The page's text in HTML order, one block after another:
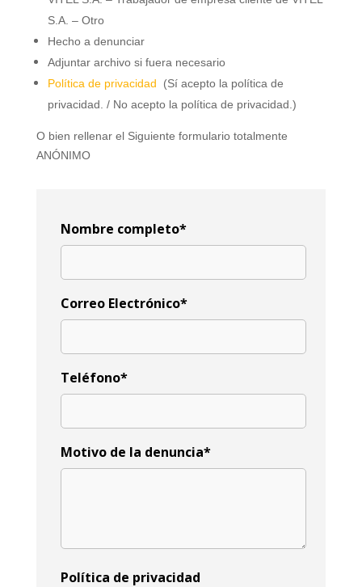
S.A. – Otro
Hecho a denunciar
Adjuntar archivo si fuera necesario
Política de privacidad (Sí acepto la política de
privacidad. / No acepto la política de privacidad.)
O bien rellenar el Siguiente formulario totalmente
ANÓNIMO
Nombre completo*
Correo Electrónico*
Teléfono*
Motivo de la denuncia*
Política de privacidad